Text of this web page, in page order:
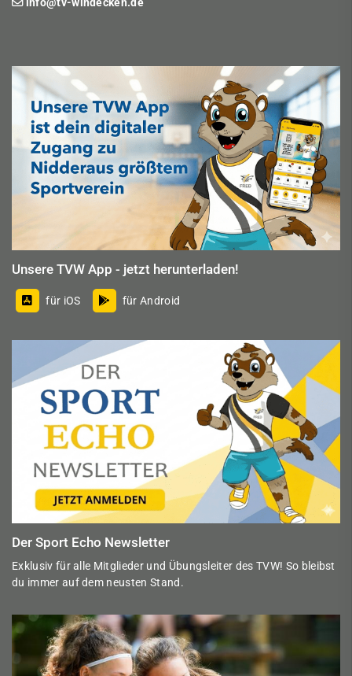
info@tv-windecken.de
Unsere TVW App - jetzt herunterladen!
für iOS für Android
Der Sport Echo Newsletter
Exklusiv für alle Mitglieder und Übungsleiter des TVW! So bleibst
du immer auf dem neusten Stand.